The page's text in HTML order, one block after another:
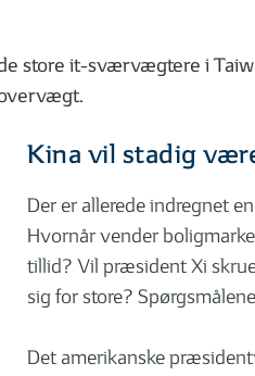
store it-sværvægtere i
Kina vil stadig
Der er allerede indregnet
Hvornår vender
tillid? Vil præsident Xi
sig for store?
Det amerikanske